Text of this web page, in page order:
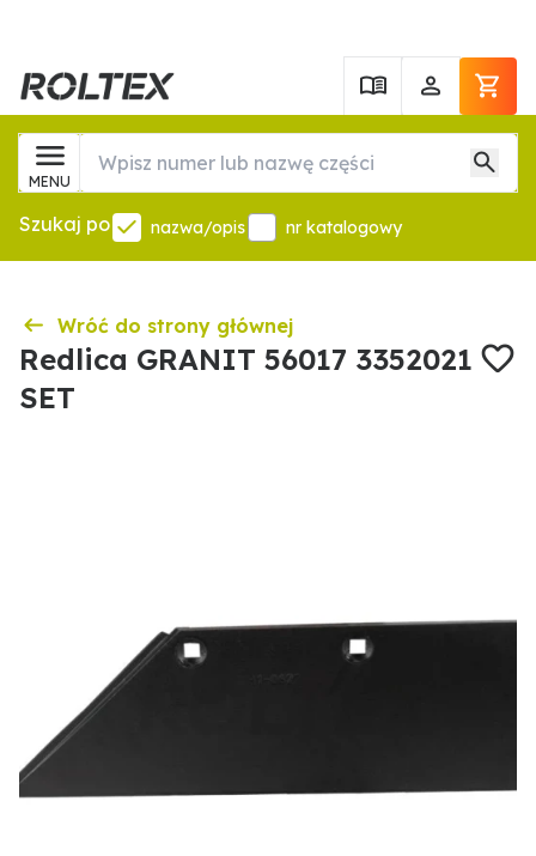
MENU
Szukaj po nazwa/opis nr katalogowy
Wróć do strony głównej
Redlica GRANIT 56017 3352021
SET